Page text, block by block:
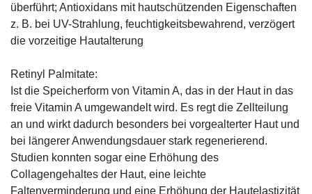
überführt; Antioxidans mit hautschützenden Eigenschaften
z. B. bei UV-Strahlung, feuchtigkeitsbewahrend, verzögert
die vorzeitige Hautalterung
Retinyl Palmitate:
Ist die Speicherform von Vitamin A, das in der Haut in das
freie Vitamin A umgewandelt wird. Es regt die Zellteilung
an und wirkt dadurch besonders bei vorgealterter Haut und
bei längerer Anwendungsdauer stark regenerierend.
Studien konnten sogar eine Erhöhung des
Collagengehaltes der Haut, eine leichte
Faltenverminderung und eine Erhöhung der Hautelastizität